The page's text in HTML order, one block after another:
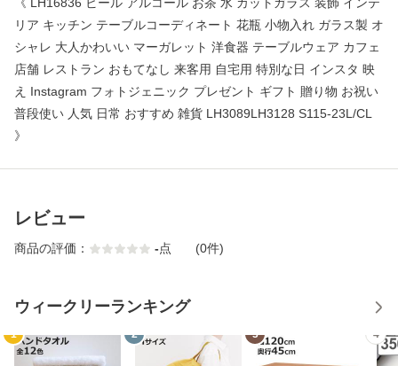
リア キッチン テーブルコーディネート 花瓶 小物入れ ガラス製 オ
シャレ 大人かわいい マーガレット 洋食器 テーブルウェア カフェ
店舗 レストラン おもてなし 来客用 自宅用 特別な日 インスタ 映
え Instagram フォトジェニック プレゼント ギフト 贈り物 お祝い
普段使い 人気 日常 おすすめ 雑貨 LH3089LH3128 S115-23L/CL
》
レビュー
商品の評価： -点 (0件)
ウィークリーランキング
1 2 3 4